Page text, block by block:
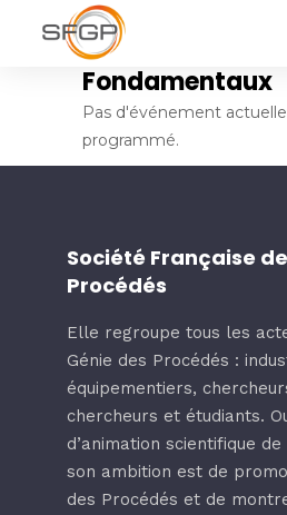
Fondamentaux
Pas d'événement
programmé.
Société Française
Procédés
Elle regroupe tous les
Génie des Procédés :
équipementiers,
chercheurs et étudiants.
d’animation scientifique
son ambition est de
des Procédés et de